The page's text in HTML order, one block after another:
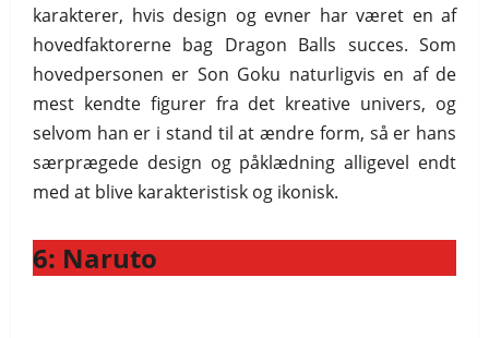
karakterer, hvis design og evner har været en af
hovedfaktorerne bag Dragon Balls succes. Som
hovedpersonen er Son Goku naturligvis en af de
mest kendte figurer fra det kreative univers, og
selvom han er i stand til at ændre form, så er hans
særprægede design og påklædning alligevel endt
med at blive karakteristisk og ikonisk.
6: Naruto